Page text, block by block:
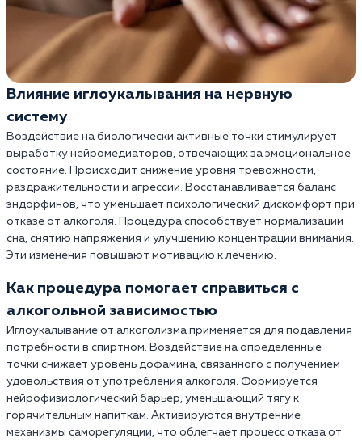
Влияние иглоукалывания на нервную
систему
Воздействие на биологически активные точки стимулирует
выработку нейромедиаторов, отвечающих за эмоциональное
состояние. Происходит снижение уровня тревожности,
раздражительности и агрессии. Восстанавливается баланс
эндорфинов, что уменьшает психологический дискомфорт при
отказе от алкоголя. Процедура способствует нормализации
сна, снятию напряжения и улучшению концентрации внимания.
Эти изменения повышают мотивацию к лечению.
Как процедура помогает справиться с
алкогольной зависимостью
Иглоукалывание от алкоголизма применяется для подавления
потребности в спиртном. Воздействие на определенные
точки снижает уровень дофамина, связанного с получением
удовольствия от употребления алкоголя. Формируется
нейрофизиологический барьер, уменьшающий тягу к
горячительным напиткам. Активируются внутренние
механизмы саморегуляции, что облегчает процесс отказа от